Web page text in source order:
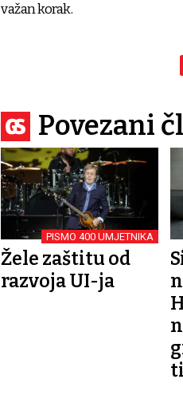
važan korak.
Povezani
PISMO 400 UMJETNIKA
Žele zaštitu od
razvoja UI-ja